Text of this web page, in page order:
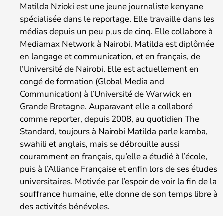
Matilda Nzioki est une jeune journaliste kenyane
spécialisée dans le reportage. Elle travaille dans les
médias depuis un peu plus de cinq. Elle collabore à
Mediamax Network à Nairobi. Matilda est diplômée
en langage et communication, et en français, de
l’Université de Nairobi. Elle est actuellement en
congé de formation (Global Media and
Communication) à l’Université de Warwick en
Grande Bretagne. Auparavant elle a collaboré
comme reporter, depuis 2008, au quotidien The
Standard, toujours à Nairobi Matilda parle kamba,
swahili et anglais, mais se débrouille aussi
couramment en français, qu’elle a étudié à l’école,
puis à l’Alliance Française et enfin lors de ses études
universitaires. Motivée par l’espoir de voir la fin de la
souffrance humaine, elle donne de son temps libre à
des activités bénévoles.